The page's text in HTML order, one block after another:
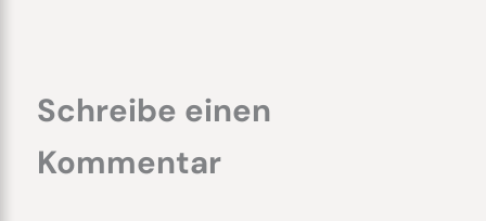
Schreibe einen
Kommentar